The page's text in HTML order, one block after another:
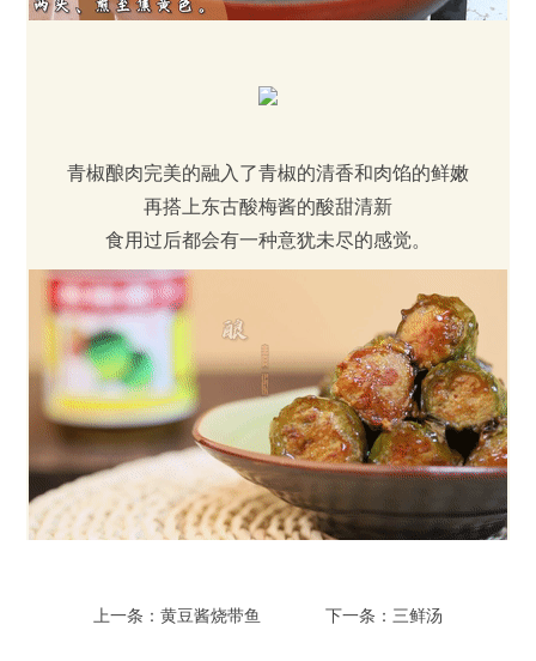
青椒酿肉完美的融入了青椒的清香和肉馅的鲜嫩
再搭上东古酸梅酱的酸甜清新
食用过后都会有一种意犹未尽的感觉。
上一条：黄豆酱烧带鱼 下一条：三鲜汤